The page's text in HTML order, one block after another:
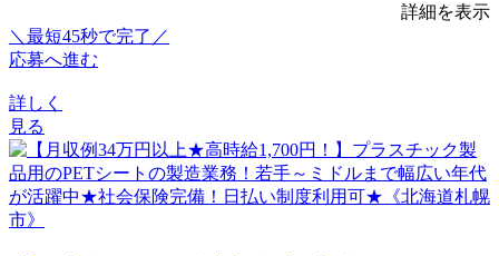
詳細を表示
＼最短45秒で完了／
応募へ進む
詳しく
見る